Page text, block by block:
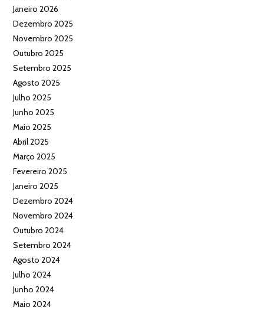
Janeiro 2026
Dezembro 2025
Novembro 2025
Outubro 2025
Setembro 2025
Agosto 2025
Julho 2025
Junho 2025
Maio 2025
Abril 2025
Março 2025
Fevereiro 2025
Janeiro 2025
Dezembro 2024
Novembro 2024
Outubro 2024
Setembro 2024
Agosto 2024
Julho 2024
Junho 2024
Maio 2024